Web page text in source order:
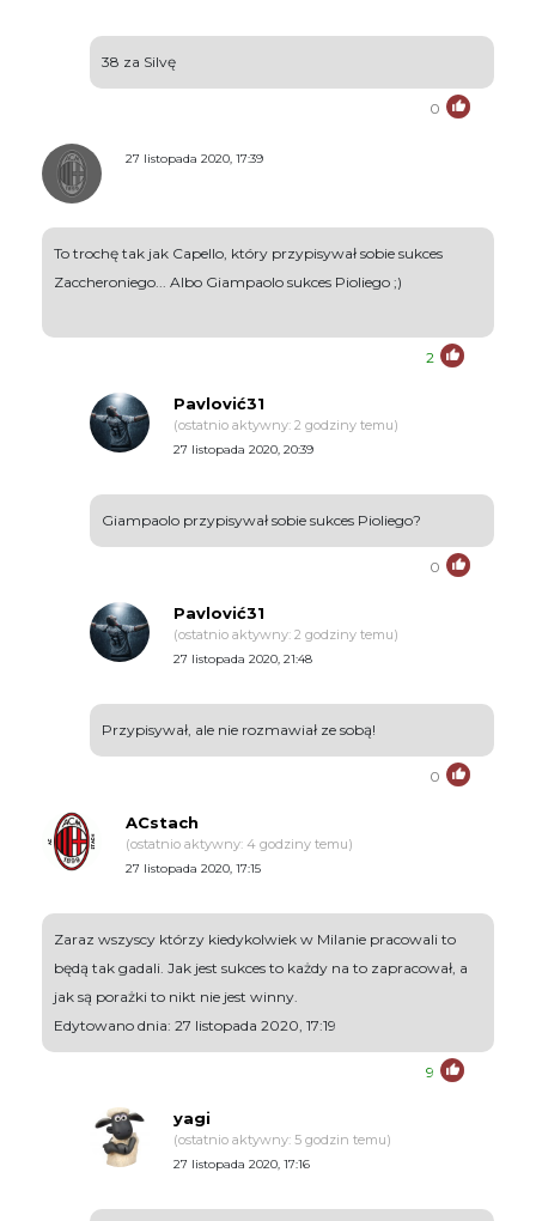
38 za Silvę
0
27 listopada 2020, 17:39
To trochę tak jak Capello, który przypisywał sobie sukces
Zaccheroniego... Albo Giampaolo sukces Pioliego ;)
2
Pavlović31
(ostatnio aktywny: 2 godziny temu)
27 listopada 2020, 20:39
Giampaolo przypisywał sobie sukces Pioliego?
0
Pavlović31
(ostatnio aktywny: 2 godziny temu)
27 listopada 2020, 21:48
Przypisywał, ale nie rozmawiał ze sobą!
0
ACstach
(ostatnio aktywny: 4 godziny temu)
27 listopada 2020, 17:15
Zaraz wszyscy którzy kiedykolwiek w Milanie pracowali to
będą tak gadali. Jak jest sukces to każdy na to zapracował, a
jak są porażki to nikt nie jest winny.
Edytowano dnia: 27 listopada 2020, 17:19
9
yagi
(ostatnio aktywny: 5 godzin temu)
27 listopada 2020, 17:16